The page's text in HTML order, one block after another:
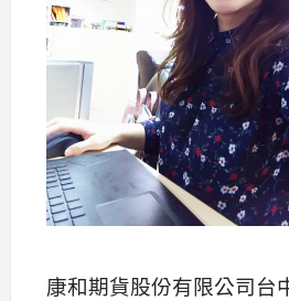
康和期貨股份有限公司台